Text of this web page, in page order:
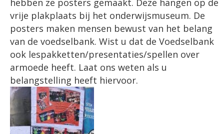
hebben ze posters gemaakt. Deze hangen op de
vrije plakplaats bij het onderwijsmuseum. De
posters maken mensen bewust van het belang
van de voedselbank. Wist u dat de Voedselbank
ook lespakketten/presentaties/spellen over
armoede heeft. Laat ons weten als u
belangstelling heeft hiervoor.